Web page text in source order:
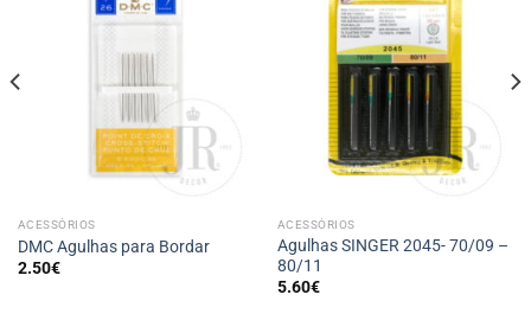
ACESSÓRIOS
DMC Agulhas para Bordar
2.50€
ACESSÓRIOS
Agulhas SINGER 2045- 70/09 –
80/11
5.60€